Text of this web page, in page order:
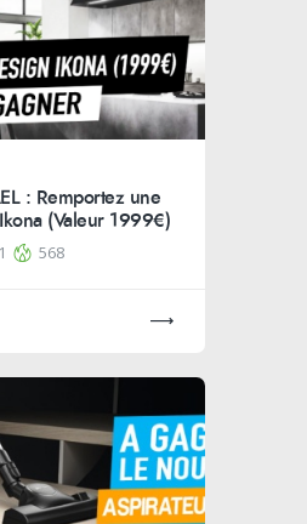
: Remportez une
(Valeur 1999€)
568